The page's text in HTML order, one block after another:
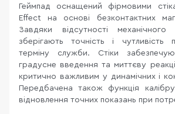
Геймпад оснащений фірмовими
Effect на основі безконтактних
Завдяки відсутності
зберігають точність і чутливість
терміну служби. Стіки
градусне введення та миттєву
критично важливим у динамічних і
Передбачена також функція
відновлення точних показань при